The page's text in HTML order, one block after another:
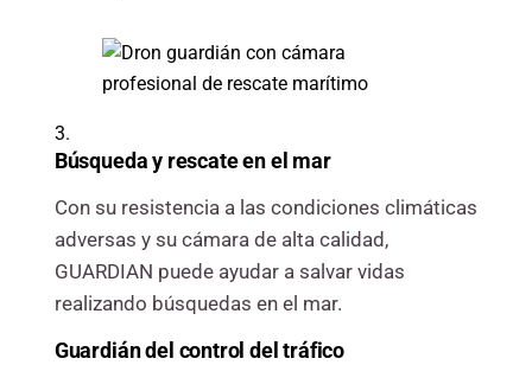
3.
Búsqueday rescate en el mar
Con su resistencia a las condiciones climáticas
adversas y su cámara de alta calidad,
GUARDIAN puede ayudar a salvar vidas
realizando búsquedas en el mar.
Guardián del control del tráfico